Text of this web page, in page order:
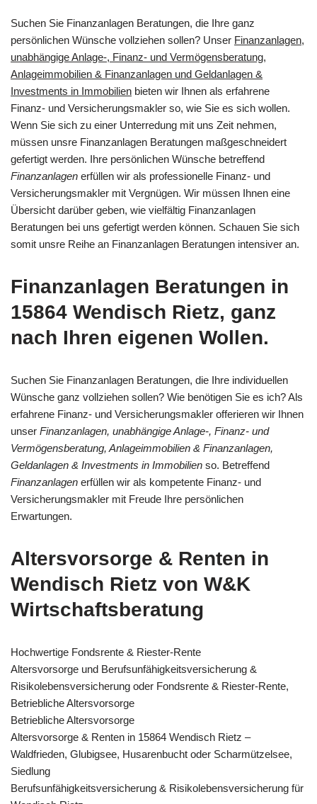
Suchen Sie Finanzanlagen Beratungen, die Ihre ganz
persönlichen Wünsche vollziehen sollen? Unser Finanzanlagen,
unabhängige Anlage-, Finanz- und Vermögensberatung,
Anlageimmobilien & Finanzanlagen und Geldanlagen &
Investments in Immobilien bieten wir Ihnen als erfahrene
Finanz- und Versicherungsmakler so, wie Sie es sich wollen.
Wenn Sie sich zu einer Unterredung mit uns Zeit nehmen,
müssen unsre Finanzanlagen Beratungen maßgeschneidert
gefertigt werden. Ihre persönlichen Wünsche betreffend
Finanzanlagen erfüllen wir als professionelle Finanz- und
Versicherungsmakler mit Vergnügen. Wir müssen Ihnen eine
Übersicht darüber geben, wie vielfältig Finanzanlagen
Beratungen bei uns gefertigt werden können. Schauen Sie sich
somit unsre Reihe an Finanzanlagen Beratungen intensiver an.
Finanzanlagen Beratungen in
15864 Wendisch Rietz, ganz
nach Ihren eigenen Wollen.
Suchen Sie Finanzanlagen Beratungen, die Ihre individuellen
Wünsche ganz vollziehen sollen? Wie benötigen Sie es ich? Als
erfahrene Finanz- und Versicherungsmakler offerieren wir Ihnen
unser Finanzanlagen, unabhängige Anlage-, Finanz- und
Vermögensberatung, Anlageimmobilien & Finanzanlagen,
Geldanlagen & Investments in Immobilien so. Betreffend
Finanzanlagen erfüllen wir als kompetente Finanz- und
Versicherungsmakler mit Freude Ihre persönlichen
Erwartungen.
Altersvorsorge & Renten in
Wendisch Rietz von W&K
Wirtschaftsberatung
Hochwertige Fondsrente & Riester-Rente
Altersvorsorge und Berufsunfähigkeitsversicherung &
Risikolebensversicherung oder Fondsrente & Riester-Rente,
Betriebliche Altersvorsorge
Betriebliche Altersvorsorge
Altersvorsorge & Renten in 15864 Wendisch Rietz –
Waldfrieden, Glubigsee, Husarenbucht oder Scharmützelsee,
Siedlung
Berufsunfähigkeitsversicherung & Risikolebensversicherung für